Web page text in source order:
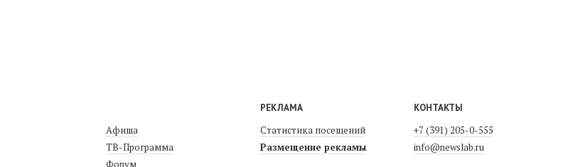
Афиша
ТВ-Программа
Форум
РЕКЛАМА
Статистика посещений
Размещение рекламы
КОНТАКТЫ
+7 (391) 205-0-555
info@newslab.ru